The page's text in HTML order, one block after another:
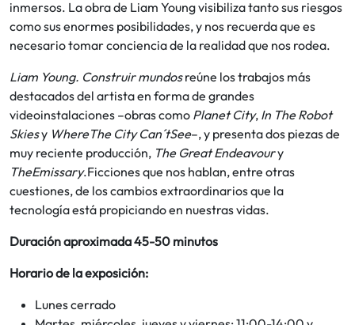
inmersos. La obra de Liam Young visibiliza tanto sus riesgos
como sus enormes posibilidades, y nos recuerda que es
necesario tomar conciencia de la realidad que nos rodea.
Liam Young. Construir mundosreúne los trabajos más
destacados del artista en forma de grandes
videoinstalaciones –obras como Planet City, In The Robot
Skiesy WhereThe City Can´tSee–, y presenta dos piezas de
muy reciente producción, The Great Endeavoury
TheEmissary.Ficciones que nos hablan, entre otras
cuestiones, de los cambios extraordinarios que la
tecnología está propiciando en nuestras vidas.
Duración aproximada 45-50 minutos
Horario de la exposición:
Lunes cerrado